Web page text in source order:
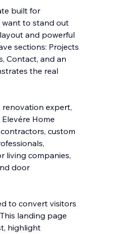
built for
want to stand out
and powerful
sections: Projects
Contact, and an
the real
expert,
Home
custom
living companies,
door
to convert visitors
landing page
highlight